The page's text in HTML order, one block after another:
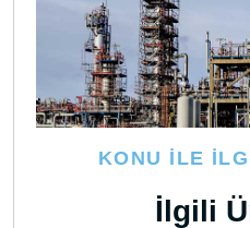
KONU İLE
İlgili